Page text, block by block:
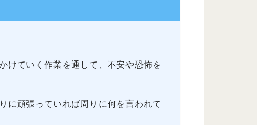
けていく作業を通して、不安や恐怖を
に頑張っていれば周りに何を言われて